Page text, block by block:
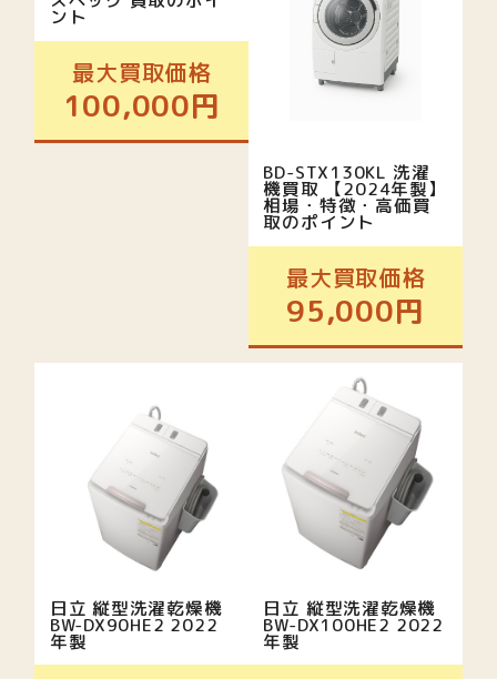
ント
最大買取価格
100,000円
BD-STX130KL 洗濯
機買取 【2024年製】
相場・特徴・高価買
取のポイント
最大買取価格
95,000円
日立 縦型洗濯乾燥機
BW-DX90HE2 2022
年製
日立 縦型洗濯乾燥機
BW-DX100HE2 2022
年製